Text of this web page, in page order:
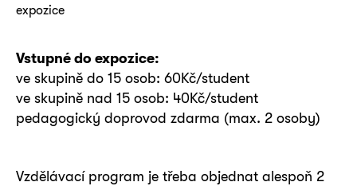
expozice
Vstupné do expozice:
ve skupině do 15 osob: 60Kč/student
ve skupině nad 15 osob: 40Kč/student
pedagogický doprovod zdarma (max. 2 osoby)
Vzdělávací program je třeba objednat alespoň 2